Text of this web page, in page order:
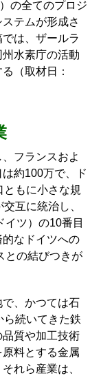
の全てのプロジ
テムが形成さ
は、ザールラ
水素庁の活動
（取材日：
フランスおよ
約100万で、ド
もに小さな規
互に統治し、
イツ）の10番目
なドイツへの
との結びつきが
、かつては石
ら続いてきた鉄
質や加工技術
料とする金属
れら産業は、